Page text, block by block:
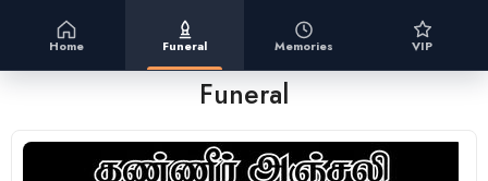
Home Funeral Memories VIP
Funeral